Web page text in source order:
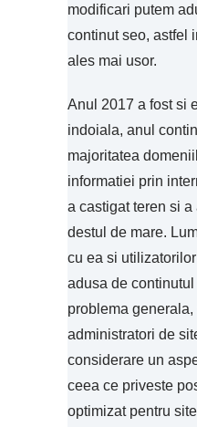
modificari putem
continut seo, astfel
ales mai usor.
Anul 2017 a fost si
indoiala, anul
majoritatea
informatiei prin
a castigat teren si
destul de mare.
cu ea si
adusa de
problema
administratori de
considerare un
ceea ce priveste
optimizat pentru